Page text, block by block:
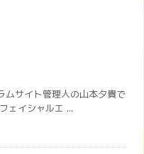
ムサイト管理人の山本夕貴で
ェイシャルエ ...